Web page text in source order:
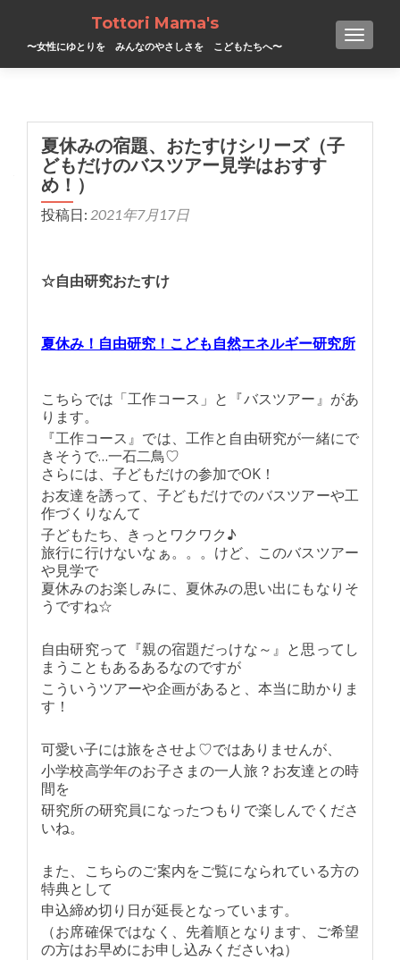
Tottori Mama's
〜女性にゆとりを みんなのやさしさを こどもたちへ〜
夏休みの宿題、おたすけシリーズ（子
どもだけのバスツアー見学はおすす
め！）
投稿日: 2021年7月17日
☆自由研究おたすけ
夏休み！自由研究！こども自然エネルギー研究所
こちらでは「工作コース」と『バスツアー』があ
ります。
『工作コース』では、工作と自由研究が一緒にで
きそうで…一石二鳥♡
さらには、子どもだけの参加でOK！
お友達を誘って、子どもだけでのバスツアーや工
作づくりなんて
子どもたち、きっとワクワク♪
旅行に行けないなぁ。。。けど、このバスツアー
や見学で
夏休みのお楽しみに、夏休みの思い出にもなりそ
うですね☆
自由研究って『親の宿題だっけな～』と思ってし
まうこともあるあるなのですが
こういうツアーや企画があると、本当に助かりま
す！
可愛い子には旅をさせよ♡ではありませんが、
小学校高学年のお子さまの一人旅？お友達との時
間を
研究所の研究員になったつもりで楽しんでくださ
いね。
また、こちらのご案内をご覧になられている方の
特典として
申込締め切り日が延長となっています。
（お席確保ではなく、先着順となります、ご希望
の方はお早めにお申し込みくださいね）